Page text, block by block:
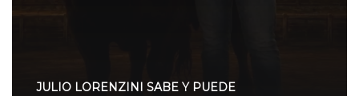
JULIO LORENZINI SABE Y PUEDE